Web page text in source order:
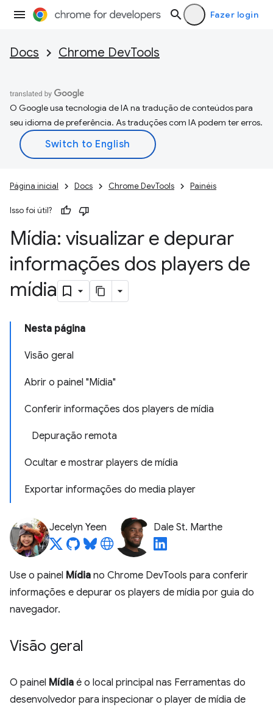
Fazer login
Docs Chrome DevTools
O Google usa tecnologia de IA na tradução de conteúdos para
seu idioma de preferência. As traduções com IA podem ter erros.
Página inicial Docs Chrome DevTools Painéis
Isso foi útil?
Mídia: visualizar e depurar
informações dos players de
mídia
Nesta página
Visão geral
Abrir o painel "Mídia"
Conferir informações dos players de mídia
Depuração remota
Ocultar e mostrar players de mídia
Exportar informações do media player
Jecelyn Yeen Dale St. Marthe
Use o painel Mídia no Chrome DevTools para conferir
informações e depurar os players de mídia por guia do
navegador.
Visão geral
O painel Mídia é o local principal nas Ferramentas do
desenvolvedor para inspecionar o player de mídia de